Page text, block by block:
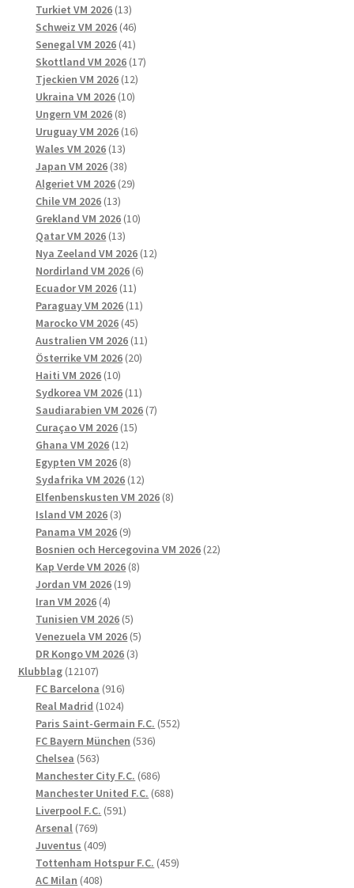
produkter
Turkiet VM 2026 1313
produkter
Schweiz VM 2026 4646
produkter
Senegal VM 2026 4141
produkter
Skottland VM 2026 1717
Tjeckien VM 2026 1212
Ukraina VM 2026 1010
Ungern VM 2026 88
produkter
Uruguay VM 2026 1616
Wales VM 2026 1313
produkter
Japan VM 2026 3838
produkter
Algeriet VM 2026 2929
Chile VM 2026 1313
produkter
Grekland VM 2026 1010
Qatar VM 2026 1313
produkter
Nya Zeeland VM 2026 1212
Nordirland VM 2026 66
Ecuador VM 2026 1111
produkter
Paraguay VM 2026 1111
Marocko VM 2026 4545
produkter
Australien VM 2026 1111
Österrike VM 2026 2020
Haiti VM 2026 1010
produkter
Sydkorea VM 2026 1111
produkter
Saudiarabien VM 2026 77
Curaçao VM 2026 1515
Ghana VM 2026 1212
produkter
Egypten VM 2026 88
produkter
Sydafrika VM 2026 1212
produkter
Elfenbenskusten VM 2026 88
Island VM 2026 33
produkter
Panama VM 2026 99
produkter
Bosnien och Hercegovina VM 2026 2222
Kap Verde VM 2026 88
Jordan VM 2026 1919
Iran VM 2026 44
produkter
Tunisien VM 2026 55
produkter
Venezuela VM 2026 55
DR Kongo VM 2026 33
Klubblag 1210712107
produkter
FC Barcelona 916916
produkter
Real Madrid 10241024
produkter
Paris Saint-Germain F.C. 552552
FC Bayern München 536536
Chelsea 563563
produkter
Manchester City F.C. 686686
produkter
Manchester United F.C. 688688
Liverpool F.C. 591591
Arsenal 769769
produkter
Juventus 409409
produkter
Tottenham Hotspur F.C. 459459
AC Milan 408408